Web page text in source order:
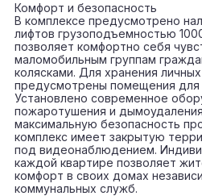
Комфорт и безопасность
В комплексе предусмотрено
лифтов грузоподъемностью
позволяет комфортно себя
маломобильным группам
колясками. Для хранения
предусмотрены помещения для
Установлено современное
пожаротушения и
максимальную безопасность
комплекс имеет закрытую
под видеонаблюдением.
каждой квартире позволяет
комфорт в своих домах
коммунальных служб.